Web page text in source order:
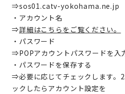
⇒sos01.catv-yokohama.ne.jp
・アカウント名
⇒詳細はこちらをご覧ください。
・パスワード
⇒POPアカウントパスワードを入
・パスワードを保存する
⇒必要に応じてチェックします。
ックしたらアカウント設定を